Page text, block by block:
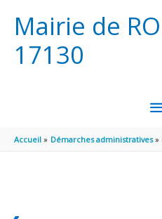
Mairie de
17130
Accueil Démarches administratives